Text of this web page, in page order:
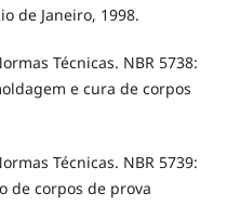
de Janeiro, 1998.
Técnicas. NBR 5738:
e cura de corpos
Técnicas. NBR 5739:
de corpos de prova